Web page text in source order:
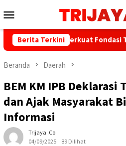
ke
Mobile
Berita Terkini
Jakarta Perkuat Fondasi
Beranda Daerah
BEM KM IPB Deklarasi
dan Ajak Masyarakat
Informasi
Trijaya .co
04/09/2025
89 Dilihat